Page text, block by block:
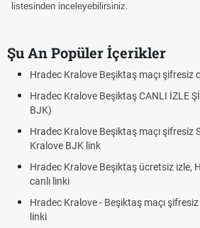
listesinden inceleyebilirsiniz.
Şu An Popüler İçerikler
Hradec Kralove Beşiktaş maçı şifresiz canlı
Hradec Kralove Beşiktaş CANLI İZLE
Hradec Kralove Beşiktaş maçı şifresiz S
Kralove BJK link
Hradec Kralove Beşiktaş ücretsiz izle,
canlı linki
Hradec Kralove - Beşiktaş maçı şifresiz izle